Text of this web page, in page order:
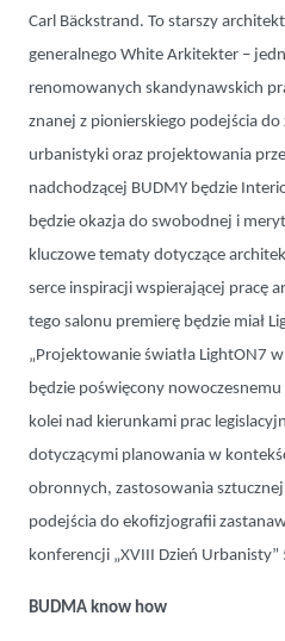
Carl Bäckstrand. To starszy
generalnego White Arkitekter –
renomowanych skandynawskich
znanej z pionierskiego podejścia
urbanistyki oraz projektowania
nadchodzącej BUDMY będzie
będzie okazja do swobodnej i
kluczowe tematy dotyczące
serce inspiracji wspierającej pracę
tego salonu premierę będzie miał
„Projektowanie światła LightON7
będzie poświęcony
kolei nad kierunkami prac
dotyczącymi planowania w
obronnych, zastosowania
podejścia do ekofizjografii
konferencji „XVIII Dzień
BUDMA know how